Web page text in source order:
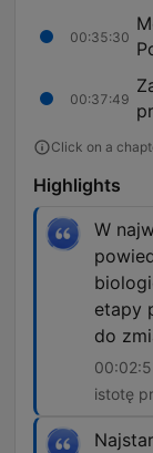
00:35:30
00:37:49
Click on a
Highlights
W
etapy
do
istotę